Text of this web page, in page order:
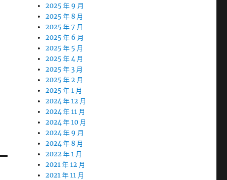
2025 年 9 月
2025 年 8 月
2025 年 7 月
2025 年 6 月
2025 年 5 月
2025 年 4 月
2025 年 3 月
2025 年 2 月
2025 年 1 月
2024 年 12 月
2024 年 11 月
2024 年 10 月
2024 年 9 月
2024 年 8 月
2022 年 1 月
2021 年 12 月
2021 年 11 月